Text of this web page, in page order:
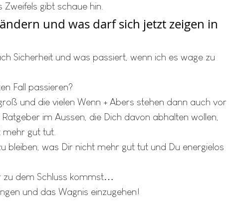
gibt schaue hin.
und was darf sich jetzt zeigen in
Sicherheit und was passiert, wenn ich es wage zu
Fall passieren?
und die vielen Wenn + Abers stehen dann auch vor
im Aussen, die Dich davon abhalten wollen,
gut tut.
bleiben, was Dir nicht mehr gut tut und Du energielos
zu dem Schluss kommst…
und das Wagnis einzugehen!